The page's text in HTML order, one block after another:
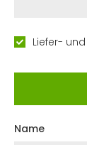
Liefer-
Name